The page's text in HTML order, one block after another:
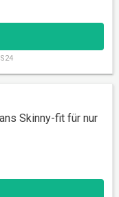
Skinny-fit für nur